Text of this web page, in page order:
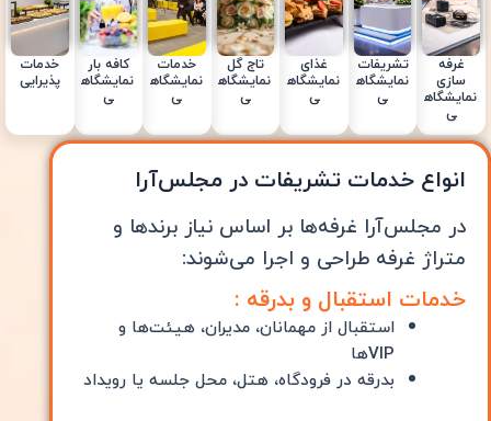
غرفه
سازی
نمایشگاه
ی
تشریفات
نمایشگاه
ی
غذای
نمایشگاه
ی
تاج گل
نمایشگاه
ی
خدمات
نمایشگاه
ی
کافه بار
نمایشگاه
ی
خدمات
پذیرایی
انواع خدمات تشریفات در مجلس‌آرا
در مجلس‌آرا غرفه‌ها بر اساس نیاز برندها و
متراژ غرفه طراحی و اجرا می‌شوند:
خدمات استقبال و بدرقه :
استقبال از مهمانان، مدیران، هیئت‌ها و
VIPها
بدرقه در فرودگاه، هتل، محل جلسه یا رویداد